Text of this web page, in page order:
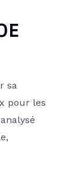
sa
pour les